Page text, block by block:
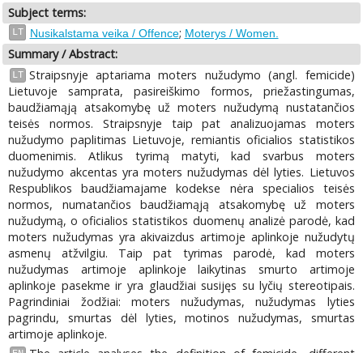
Subject terms:
LT Nusikalstama veika / Offence; Moterys / Women.
Summary / Abstract:
LT Straipsnyje aptariama moters nužudymo (angl. femicide)
Lietuvoje samprata, pasireiškimo formos, priežastingumas,
baudžiamąją atsakomybę už moters nužudymą nustatančios
teisės normos. Straipsnyje taip pat analizuojamas moters
nužudymo paplitimas Lietuvoje, remiantis oficialios statistikos
duomenimis. Atlikus tyrimą matyti, kad svarbus moters
nužudymo akcentas yra moters nužudymas dėl lyties. Lietuvos
Respublikos baudžiamajame kodekse nėra specialios teisės
normos, numatančios baudžiamąją atsakomybę už moters
nužudymą, o oficialios statistikos duomenų analizė parodė, kad
moters nužudymas yra akivaizdus artimoje aplinkoje nužudytų
asmenų atžvilgiu. Taip pat tyrimas parodė, kad moters
nužudymas artimoje aplinkoje laikytinas smurto artimoje
aplinkoje pasekme ir yra glaudžiai susijęs su lyčių stereotipais.
Pagrindiniai žodžiai: moters nužudymas, nužudymas lyties
pagrindu, smurtas dėl lyties, motinos nužudymas, smurtas
artimoje aplinkoje.